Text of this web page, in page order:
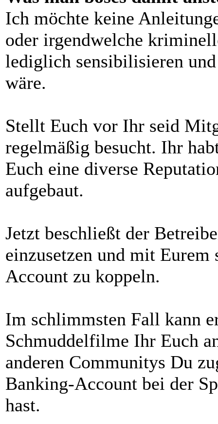
Ich möchte keine
oder irgendwelche
lediglich sensibilisieren
wäre.
Stellt Euch vor Ihr seid
regelmäßig besucht. Ihr
Euch eine diverse
aufgebaut.
Jetzt beschließt der
einzusetzen und mit Eurem
Account zu koppeln.
Im schlimmsten Fall kann
Schmuddelfilme Ihr Euch
anderen Communitys Du
Banking-Account bei der
hast.